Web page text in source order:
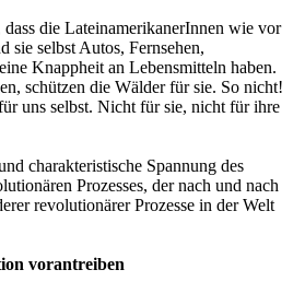
die LateinamerikanerInnen wie vor
sie selbst Autos, Fernsehen,
Knappheit an Lebensmitteln haben.
schützen die Wälder für sie. So nicht!
uns selbst. Nicht für sie, nicht für ihre
charakteristische Spannung des
Prozesses, der nach und nach
revolutionärer Prozesse in der Welt
vorantreiben